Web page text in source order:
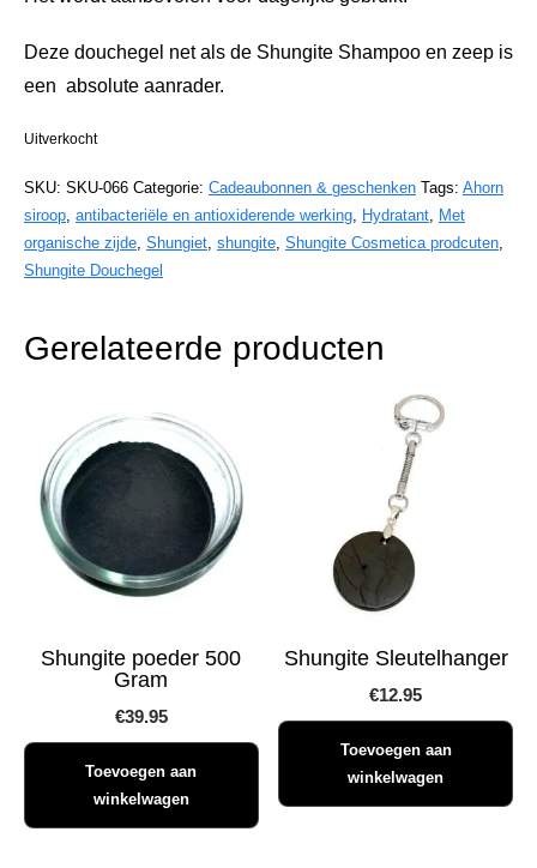
Deze douchegel net als de Shungite Shampoo en zeep is
een absolute aanrader.
Uitverkocht
SKU: SKU-066 Categorie: Cadeaubonnen & geschenken Tags: Ahorn
siroop antibacteriële en antioxiderende werking Hydratant
Met
organische zijde Shungiet shungite Shungite Cosmetica prodcuten
Shungite Douchegel
Gerelateerde producten
Shungite poeder 500
Gram
€39.95
Toevoegen aan
winkelwagen
Shungite Sleutelhanger
€12.95
Toevoegen aan
winkelwagen